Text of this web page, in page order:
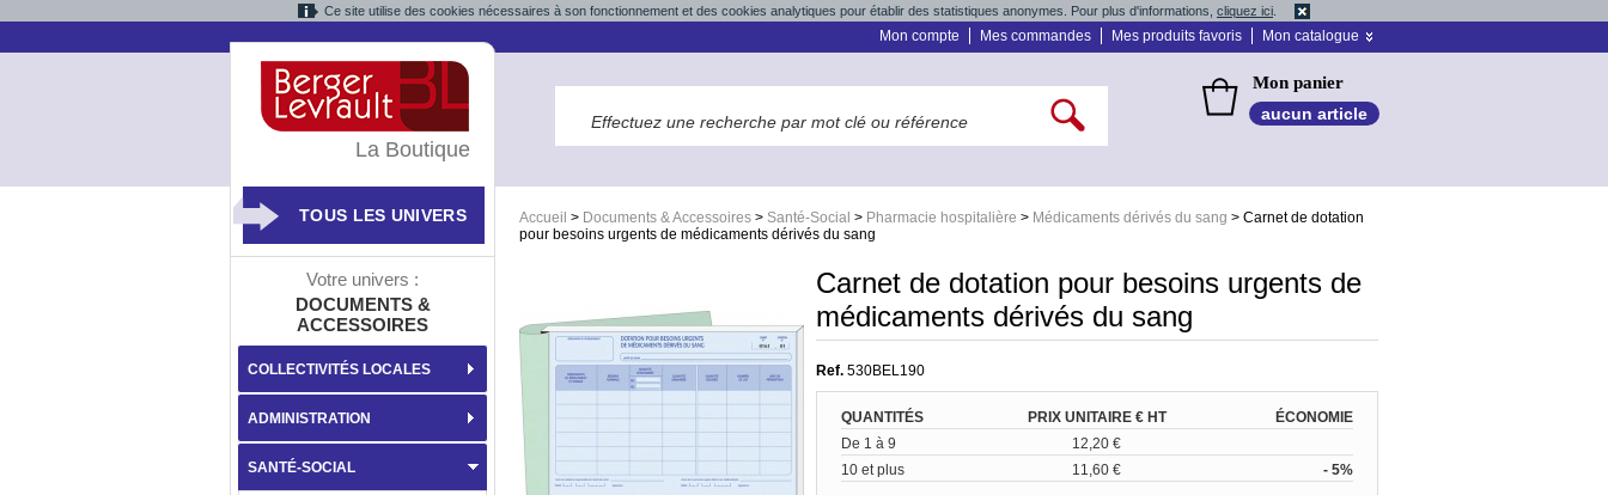
Ce site utilise des cookies nécessaires à son fonctionnement et des cookies analytiques pour établir des statistiques anonymes. Pour plus d'informations, cliquez ici
Mon compte Mes commandes Mes produits favoris Mon catalogue
Mon panier
aucun article
Accueil > Documents & Accessoires > Santé-Social > Pharmacie hospitalière > Médicaments dérivés du sang > Carnet de dotation
pour besoins urgents de médicaments dérivés du sang
Carnet de dotation pour besoins urgents de
médicaments dérivés du sang
Ref. 530BEL190
QUANTITÉS PRIX UNITAIRE € HT
ÉCONOMIE
De 1 à 9
12,20 €
10 et plus
11,60 € - 5%
La Boutique
TOUS LES UNIVERS
Votre univers :
DOCUMENTS &
ACCESSOIRES
COLLECTIVITÉS LOCALES
ADMINISTRATION
SANTÉ-SOCIAL